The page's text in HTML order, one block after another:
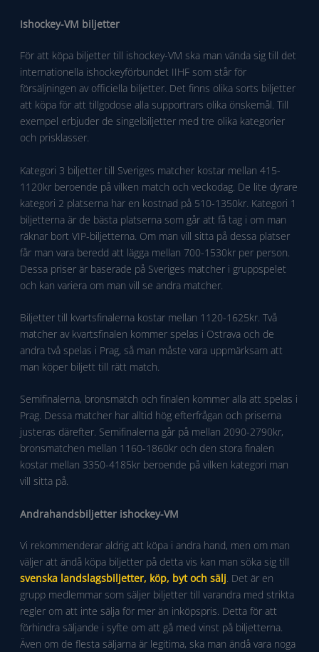
Ishockey-VM biljetter
För att köpa biljetter till ishockey-VM ska man vända sig till det
internationella ishockeyförbundet IIHF som står för
försäljningen av officiella biljetter. Det finns olika sorts biljetter
att köpa för att tillgodose alla supportrars olika önskemål. Till
exempel erbjuder de singelbiljetter med tre olika kategorier
och prisklasser.
Kategori 3 biljetter till Sveriges matcher kostar mellan 415-
1120kr beroende på vilken match och veckodag. De lite dyrare
kategori 2 platserna har en kostnad på 510-1350kr. Kategori 1
biljetterna är de bästa platserna som går att få tag i om man
räknar bort VIP-biljetterna. Om man vill sitta på dessa platser
får man vara beredd att lägga mellan 700-1530kr per person.
Dessa priser är baserade på Sveriges matcher i gruppspelet
och kan variera om man vill se andra matcher.
Biljetter till kvartsfinalerna kostar mellan 1120-1625kr. Två
matcher av kvartsfinalen kommer spelas i Ostrava och de
andra två spelas i Prag, så man måste vara uppmärksam att
man köper biljett till rätt match.
Semifinalerna, bronsmatch och finalen kommer alla att spelas i
Prag. Dessa matcher har alltid hög efterfrågan och priserna
justeras därefter. Semifinalerna går på mellan 2090-2790kr,
bronsmatchen mellan 1160-1860kr och den stora finalen
kostar mellan 3350-4185kr beroende på vilken kategori man
vill sitta på.
Andrahandsbiljetter ishockey-VM
Vi rekommenderar aldrig att köpa i andra hand, men om man
väljer att ändå köpa biljetter på detta vis kan man söka sig till
svenska landslagsbiljetter, köp, byt och sälj. Det är en
grupp medlemmar som säljer biljetter till varandra med strikta
regler om att inte sälja för mer än inköpspris. Detta för att
förhindra säljande i syfte om att gå med vinst på biljetterna.
Även om de flesta säljarna är legitima, ska man ändå vara noga